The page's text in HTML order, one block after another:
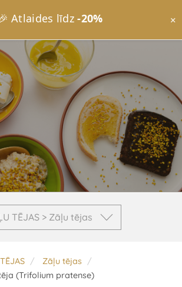
Atlaides līdz-20% ×
TĒJAS > Zāļu tējas
Zāļu tējas
(Trifolium pratense)